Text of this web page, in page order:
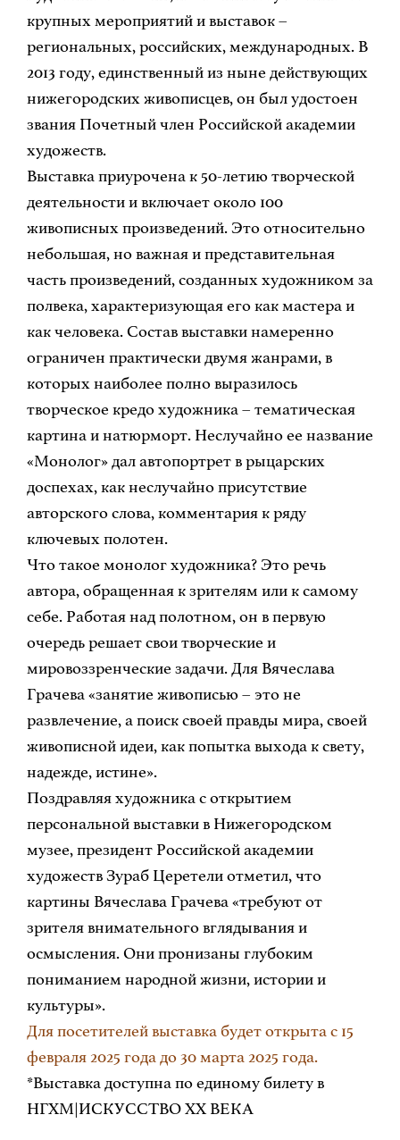
крупных мероприятий и выставок –
региональных, российских, международных. В
2013 году, единственный из ныне действующих
нижегородских живописцев, он был удостоен
звания Почетный член Российской академии
художеств.
Выставка приурочена к 50-летию творческой
деятельности и включает около 100
живописных произведений. Это относительно
небольшая, но важная и представительная
часть произведений, созданных художником за
полвека, характеризующая его как мастера и
как человека. Состав выставки намеренно
ограничен практически двумя жанрами, в
которых наиболее полно выразилось
творческое кредо художника – тематическая
картина и натюрморт. Неслучайно ее название
«Монолог» дал автопортрет в рыцарских
доспехах, как неслучайно присутствие
авторского слова, комментария к ряду
ключевых полотен.
Что такое монолог художника? Это речь
автора, обращенная к зрителям или к самому
себе. Работая над полотном, он в первую
очередь решает свои творческие и
мировоззренческие задачи. Для Вячеслава
Грачева «занятие живописью – это не
развлечение, а поиск своей правды мира, своей
живописной идеи, как попытка выхода к свету,
надежде, истине».
Поздравляя художника с открытием
персональной выставки в Нижегородском
музее, президент Российской академии
художеств Зураб Церетели отметил, что
картины Вячеслава Грачева «требуют от
зрителя внимательного вглядывания и
осмысления. Они пронизаны глубоким
пониманием народной жизни, истории и
культуры».
Для посетителей выставка будет открыта с 15
февраля 2025 года до 30 марта 2025 года.
*Выставка доступна по единому билету в
НГХМ|ИСКУССТВО XX ВЕКА